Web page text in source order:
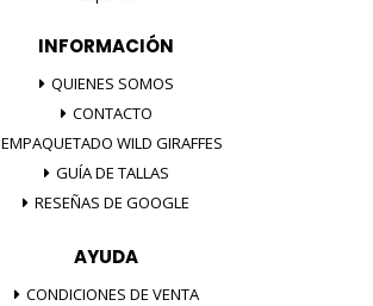
INFORMACIÓN
QUIENES SOMOS
CONTACTO
EMPAQUETADO WILD GIRAFFES
GUÍA DE TALLAS
RESEÑAS DE GOOGLE
AYUDA
CONDICIONES DE VENTA